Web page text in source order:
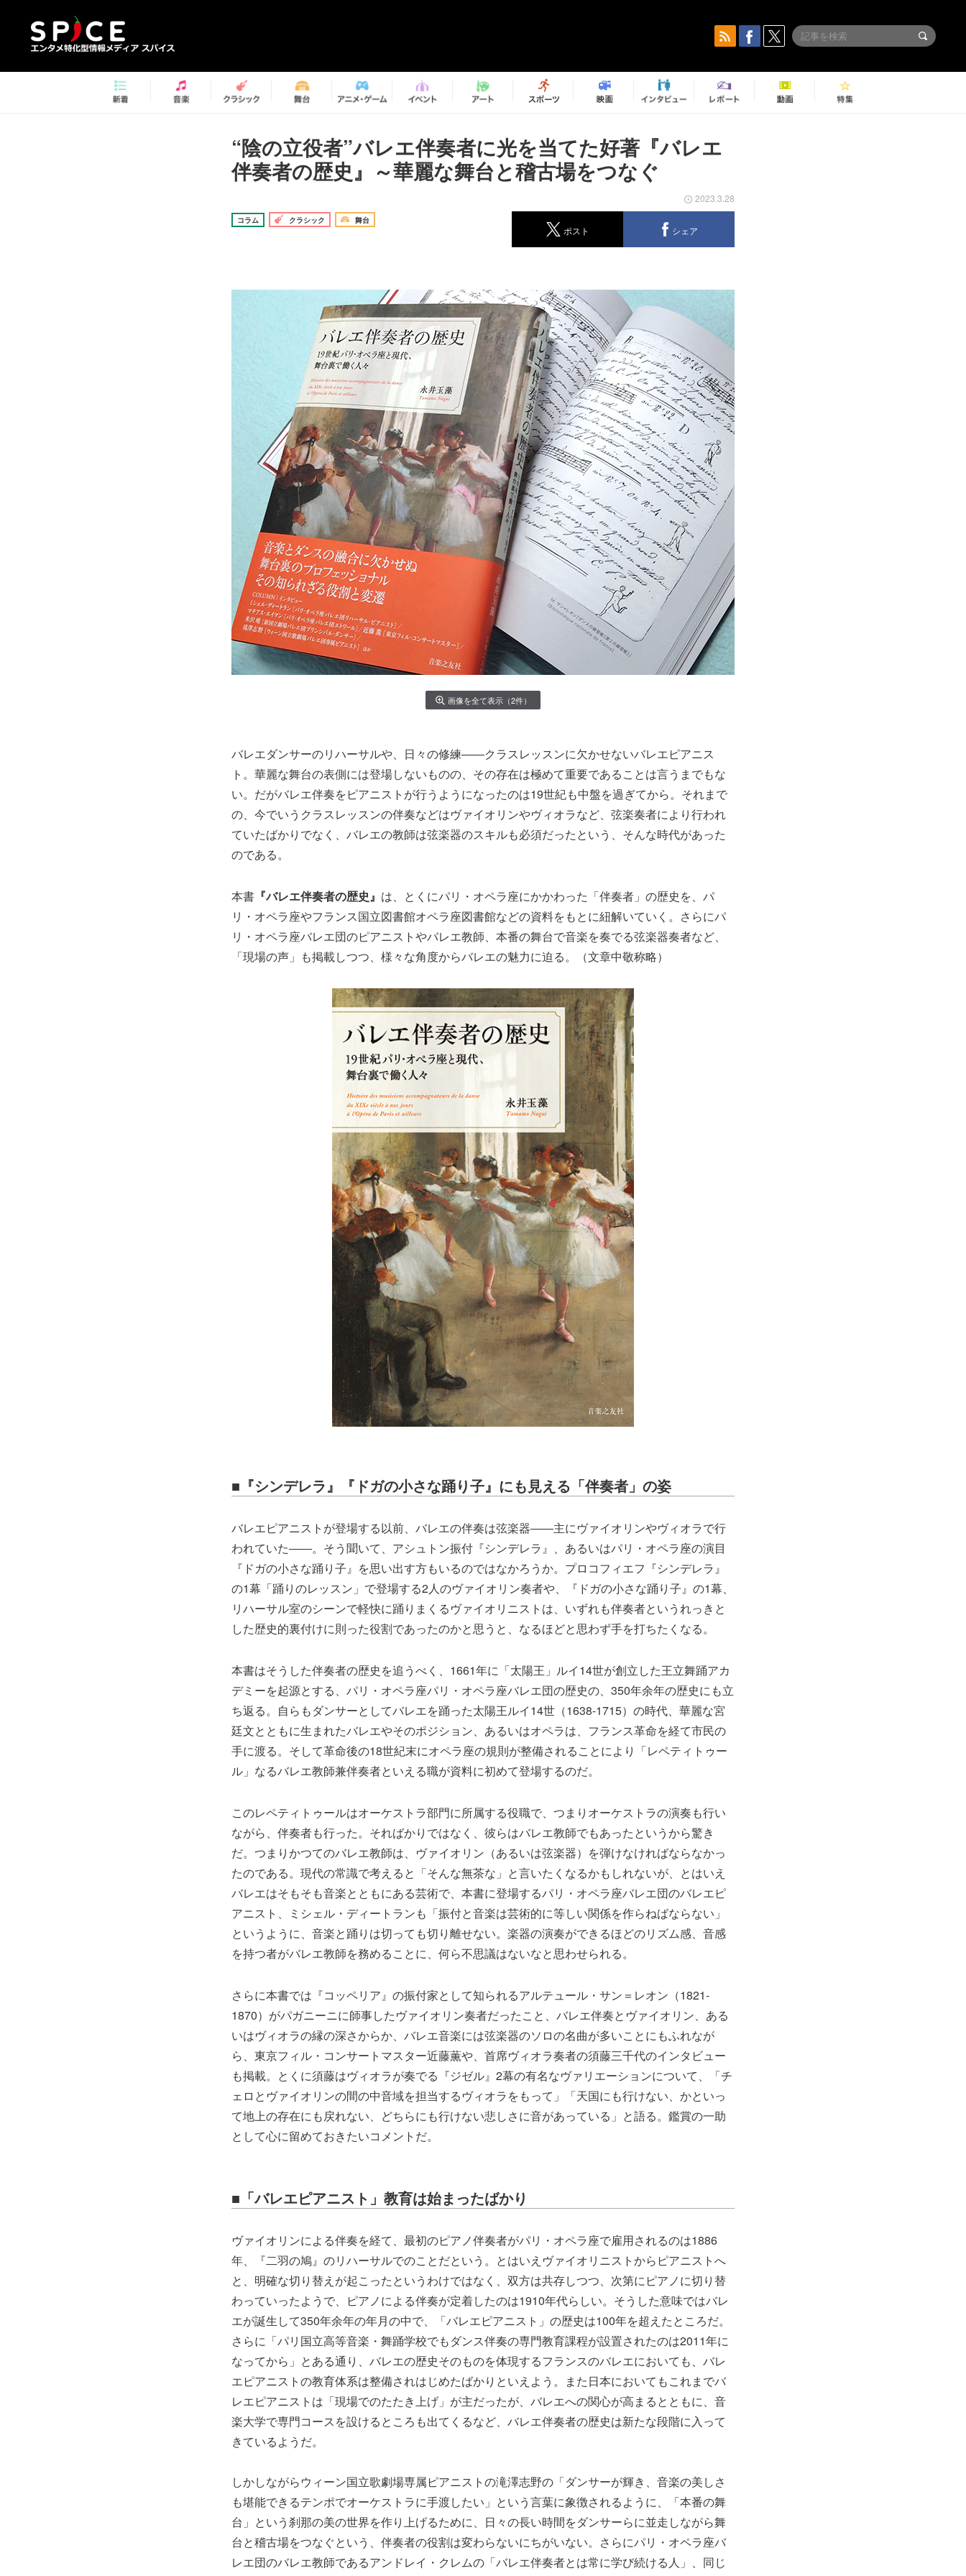
“陰の立役者”バレエ伴奏者に光を当てた好著『バレエ
伴奏者の歴史』～華麗な舞台と稽古場をつなぐ
コラム クラシック 舞台
2023.3.28
ポスト シェア
画像を全て表示（2件）
バレエダンサーのリハーサルや、日々の修練――クラスレッスンに欠かせないバレエピアニス
ト。華麗な舞台の表側には登場しないものの、その存在は極めて重要であることは言うまでもな
い。だがバレエ伴奏をピアニストが行うようになったのは19世紀も中盤を過ぎてから。それまで
の、今でいうクラスレッスンの伴奏などはヴァイオリンやヴィオラなど、弦楽奏者により行われ
ていたばかりでなく、バレエの教師は弦楽器のスキルも必須だったという、そんな時代があった
のである。
本書 『バレエ伴奏者の歴史』 は、とくにパリ・オペラ座にかかわった「伴奏者」の歴史を、パ
リ・オペラ座やフランス国立図書館オペラ座図書館などの資料をもとに紐解いていく。さらにパ
リ・オペラ座バレエ団のピアニストやバレエ教師、本番の舞台で音楽を奏でる弦楽器奏者など、
「現場の声」も掲載しつつ、様々な角度からバレエの魅力に迫る。（文章中敬称略）
■『シンデレラ』『ドガの小さな踊り子』にも見える「伴奏者」の姿
バレエピアニストが登場する以前、バレエの伴奏は弦楽器――主にヴァイオリンやヴィオラで行
われていた――。そう聞いて、アシュトン振付『シンデレラ』、あるいはパリ・オペラ座の演目
『ドガの小さな踊り子』を思い出す方もいるのではなかろうか。プロコフィエフ『シンデレラ』
の1幕「踊りのレッスン」で登場する2人のヴァイオリン奏者や、『ドガの小さな踊り子』の1幕、
リハーサル室のシーンで軽快に踊りまくるヴァイオリニストは、いずれも伴奏者というれっきと
した歴史的裏付けに則った役割であったのかと思うと、なるほどと思わず手を打ちたくなる。
本書はそうした伴奏者の歴史を追うべく、1661年に「太陽王」ルイ14世が創立した王立舞踊アカ
デミーを起源とする、パリ・オペラ座パリ・オペラ座バレエ団の歴史の、350年余年の歴史にも立
ち返る。自らもダンサーとしてバレエを踊った太陽王ルイ14世（1638-1715）の時代、華麗な宮
廷文とともに生まれたバレエやそのポジション、あるいはオペラは、フランス革命を経て市民の
手に渡る。そして革命後の18世紀末にオペラ座の規則が整備されることにより「レペティトゥー
ル」なるバレエ教師兼伴奏者といえる職が資料に初めて登場するのだ。
このレペティトゥールはオーケストラ部門に所属する役職で、つまりオーケストラの演奏も行い
ながら、伴奏者も行った。そればかりではなく、彼らはバレエ教師でもあったというから驚き
だ。つまりかつてのバレエ教師は、ヴァイオリン（あるいは弦楽器）を弾けなければならなかっ
たのである。現代の常識で考えると「そんな無茶な」と言いたくなるかもしれないが、とはいえ
バレエはそもそも音楽とともにある芸術で、本書に登場するパリ・オペラ座バレエ団のバレエピ
アニスト、ミシェル・ディートランも「振付と音楽は芸術的に等しい関係を作らねばならない」
というように、音楽と踊りは切っても切り離せない。楽器の演奏ができるほどのリズム感、音感
を持つ者がバレエ教師を務めることに、何ら不思議はないなと思わせられる。
さらに本書では『コッペリア』の振付家として知られるアルテュール・サン＝レオン（1821-
1870）がパガニーニに師事したヴァイオリン奏者だったこと、バレエ伴奏とヴァイオリン、ある
いはヴィオラの縁の深さからか、バレエ音楽には弦楽器のソロの名曲が多いことにもふれなが
ら、東京フィル・コンサートマスター近藤薫や、首席ヴィオラ奏者の須藤三千代のインタビュー
も掲載。とくに須藤はヴィオラが奏でる『ジゼル』2幕の有名なヴァリエーションについて、「チ
ェロとヴァイオリンの間の中音域を担当するヴィオラをもって」「天国にも行けない、かといっ
て地上の存在にも戻れない、どちらにも行けない悲しさに音があっている」と語る。鑑賞の一助
として心に留めておきたいコメントだ。
■「バレエピアニスト」教育は始まったばかり
ヴァイオリンによる伴奏を経て、最初のピアノ伴奏者がパリ・オペラ座で雇用されるのは1886
年、『二羽の鳩』のリハーサルでのことだという。とはいえヴァイオリニストからピアニストへ
と、明確な切り替えが起こったというわけではなく、双方は共存しつつ、次第にピアノに切り替
わっていったようで、ピアノによる伴奏が定着したのは1910年代らしい。そうした意味ではバレ
エが誕生して350年余年の年月の中で、「バレエピアニスト」の歴史は100年を超えたところだ。
さらに「パリ国立高等音楽・舞踊学校でもダンス伴奏の専門教育課程が設置されたのは2011年に
なってから」とある通り、バレエの歴史そのものを体現するフランスのバレエにおいても、バレ
エピアニストの教育体系は整備されはじめたばかりといえよう。また日本においてもこれまでバ
レエピアニストは「現場でのたたき上げ」が主だったが、バレエへの関心が高まるとともに、音
楽大学で専門コースを設けるところも出てくるなど、バレエ伴奏者の歴史は新たな段階に入って
きているようだ。
しかしながらウィーン国立歌劇場専属ピアニストの滝澤志野の「ダンサーが輝き、音楽の美しさ
も堪能できるテンポでオーケストラに手渡したい」という言葉に象徴されるように、「本番の舞
台」という刹那の美の世界を作り上げるために、日々の長い時間をダンサーらに並走しながら舞
台と稽古場をつなぐという、伴奏者の役割は変わらないにちがいない。さらにパリ・オペラ座バ
レエ団のバレエ教師であるアンドレイ・クレムの「バレエ伴奏者とは常に学び続ける人」、同じ